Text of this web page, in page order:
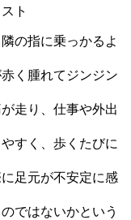
の指に乗っかるよ
く腫れてジンジン
走り、仕事や外出
すく、歩くたびに
足元が不安定に感
ではないかという